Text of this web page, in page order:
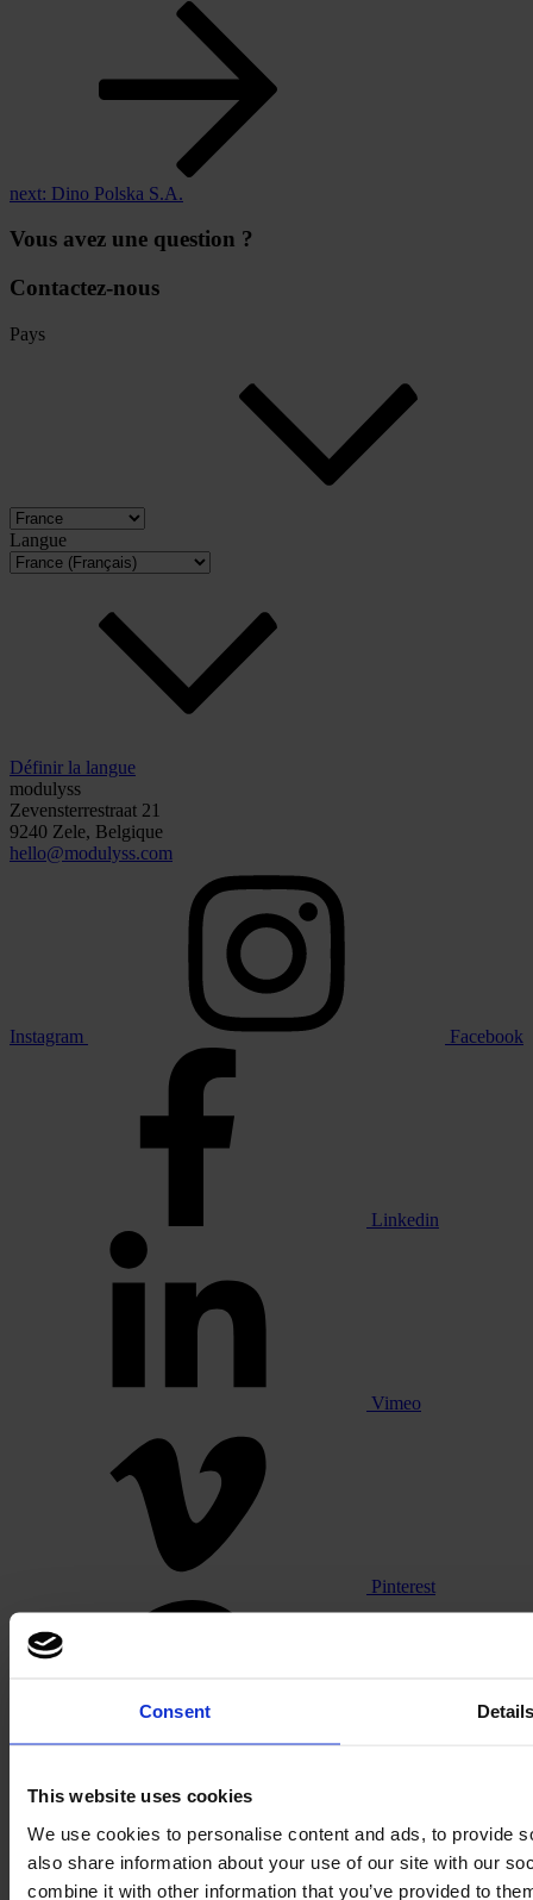
Consent
This website uses cookies
We use cookies to personalise content and ads, to provide
also share information about your use of our site with our
combine it with other information that you’ve provided to
next: Dino Polska S.A.
Vous avez une question ?
Contactez-nous
Pays
Langue
Définir la langue
modulyss
Zevensterrestraat 21
9240 Zele, Belgique
hello@modulyss.com
Instagram Facebook
Linkedin
Vimeo
Pinterest
Footer
Segments
Bureau